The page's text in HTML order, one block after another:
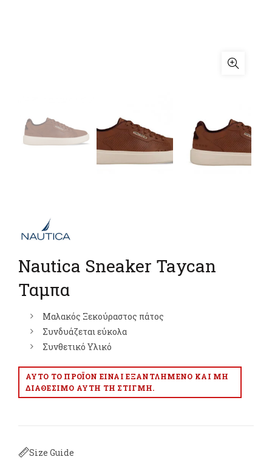
Nautica Sneaker Taycan
Ταμπα
Μαλακός Ξεκούραστος πάτος
Συνδυάζεται εύκολα
Συνθετικό Υλικό
ΑΥΤΌ ΤΟ ΠΡΟΪΌΝ ΕΊΝΑΙ ΕΞΑΝΤΛΗΜΈΝΟ ΚΑΙ ΜΗ
ΔΙΑΘΈΣΙΜΟ ΑΥΤΉ ΤΗ ΣΤΙΓΜΉ.
Size Guide